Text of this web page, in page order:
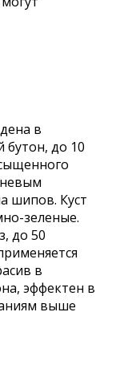
в
бутон, до 10
шипов. Куст
зеленые.
до 50
в
эффектен в
выше